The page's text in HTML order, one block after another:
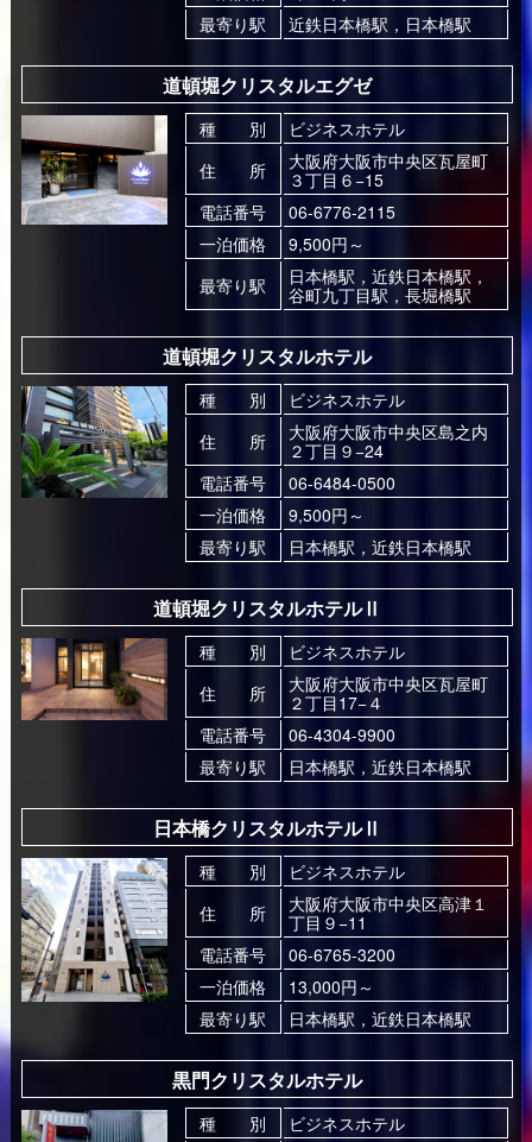
最寄り駅
近鉄日本橋駅，日本橋駅
道頓堀クリスタルエグゼ
種 別
ビジネスホテル
住 所
大阪府大阪市中央区瓦屋町
３丁目６−15
電話番号
06-6776-2115
一泊価格
9,500円～
最寄り駅
日本橋駅，近鉄日本橋駅，
谷町九丁目駅，長堀橋駅
道頓堀クリスタルホテル
種 別
ビジネスホテル
住 所
大阪府大阪市中央区島之内
２丁目９−24
電話番号
06-6484-0500
一泊価格
9,500円～
最寄り駅
日本橋駅，近鉄日本橋駅
道頓堀クリスタルホテルⅡ
種 別
ビジネスホテル
住 所
大阪府大阪市中央区瓦屋町
２丁目17−４
電話番号
06-4304-9900
最寄り駅
日本橋駅，近鉄日本橋駅
日本橋クリスタルホテルⅡ
種 別
ビジネスホテル
住 所
大阪府大阪市中央区高津１
丁目９−11
電話番号
06-6765-3200
一泊価格
13,000円～
最寄り駅
日本橋駅，近鉄日本橋駅
黒門クリスタルホテル
種 別
ビジネスホテル